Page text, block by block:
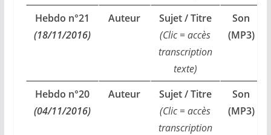
Hebdo n°21
(18/11/2016)
Auteur
Sujet / Titre
(Clic = accès
transcription
texte)
Son
(MP3)
Hebdo n°20
(04/11/2016)
Auteur
Sujet / Titre
(Clic = accès
transcription
Son
(MP3)